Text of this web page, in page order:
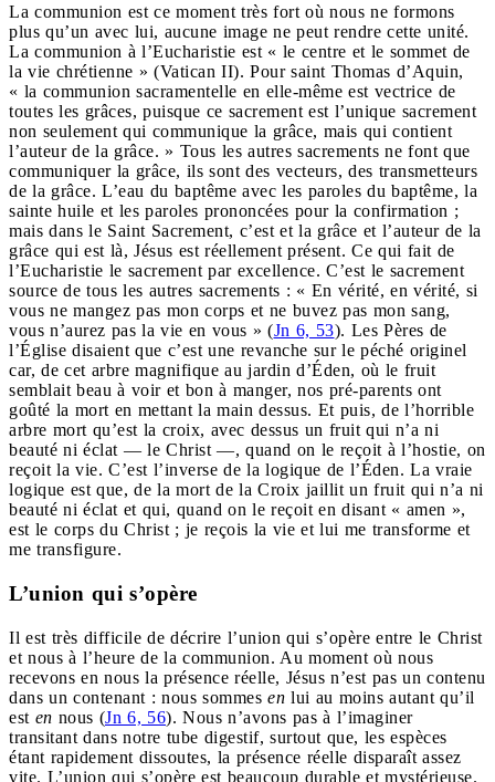
La communion est ce moment très fort où nous ne formons
plus qu’un avec lui, aucune image ne peut rendre cette unité.
La communion à l’Eucharistie est « le centre et le sommet de
la vie chrétienne » (Vatican II). Pour saint Thomas d’Aquin,
« la communion sacramentelle en elle-même est vectrice de
toutes les grâces, puisque ce sacrement est l’unique sacrement
non seulement qui communique la grâce, mais qui contient
l’auteur de la grâce. » Tous les autres sacrements ne font que
communiquer la grâce, ils sont des vecteurs, des transmetteurs
de la grâce. L’eau du baptême avec les paroles du baptême, la
sainte huile et les paroles prononcées pour la confirmation ;
mais dans le Saint Sacrement, c’est et la grâce et l’auteur de la
grâce qui est là, Jésus est réellement présent. Ce qui fait de
l’Eucharistie le sacrement par excellence. C’est le sacrement
source de tous les autres sacrements : « En vérité, en vérité, si
vous ne mangez pas mon corps et ne buvez pas mon sang,
vous n’aurez pas la vie en vous » (Jn 6, 53). Les Pères de
l’Église disaient que c’est une revanche sur le péché originel
car, de cet arbre magnifique au jardin d’Éden, où le fruit
semblait beau à voir et bon à manger, nos pré-parents ont
goûté la mort en mettant la main dessus. Et puis, de l’horrible
arbre mort qu’est la croix, avec dessus un fruit qui n’a ni
beauté ni éclat — le Christ —, quand on le reçoit à l’hostie, on
reçoit la vie. C’est l’inverse de la logique de l’Éden. La vraie
logique est que, de la mort de la Croix jaillit un fruit qui n’a ni
beauté ni éclat et qui, quand on le reçoit en disant « amen »,
est le corps du Christ ; je reçois la vie et lui me transforme et
me transfigure.
L’union qui s’opère
Il est très difficile de décrire l’union qui s’opère entre le Christ
et nous à l’heure de la communion. Au moment où nous
recevons en nous la présence réelle, Jésus n’est pas un contenu
dans un contenant : nous sommes en lui au moins autant qu’il
est en nous (Jn 6, 56). Nous n’avons pas à l’imaginer
transitant dans notre tube digestif, surtout que, les espèces
étant rapidement dissoutes, la présence réelle disparaît assez
vite. L’union qui s’opère est beaucoup durable et mystérieuse.